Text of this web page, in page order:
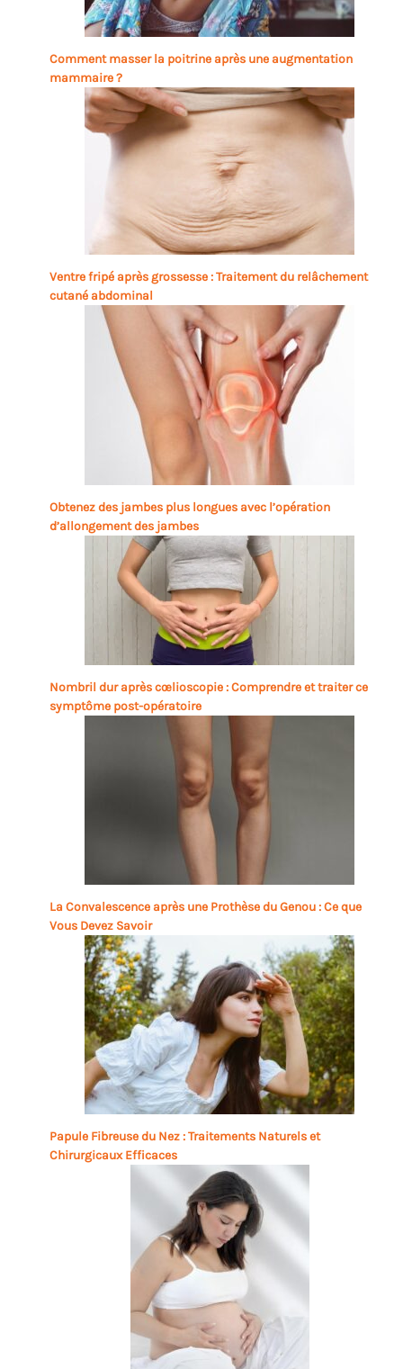
Comment masser la poitrine après une augmentation
mammaire ?
Ventre fripé après grossesse : Traitement du relâchement
cutané abdominal
Obtenez des jambes plus longues avec l’opération
d’allongement des jambes
Nombril dur après cœlioscopie : Comprendre et traiter ce
symptôme post-opératoire
La Convalescence après une Prothèse du Genou : Ce que
Vous Devez Savoir
Papule Fibreuse du Nez : Traitements Naturels et
Chirurgicaux Efficaces